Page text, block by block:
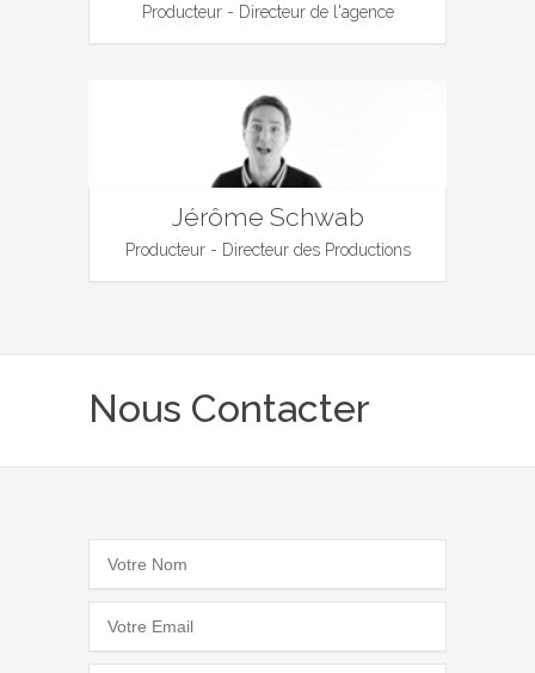
Producteur - Directeur de l'agence
Jérôme Schwab
Producteur - Directeur des Productions
Nous Contacter